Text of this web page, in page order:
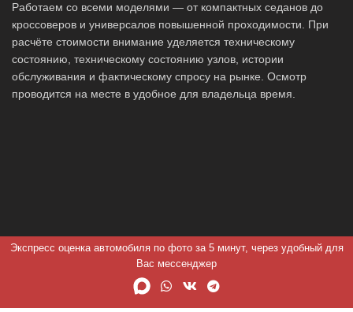
Работаем со всеми моделями — от компактных седанов до
кроссоверов и универсалов повышенной проходимости. При
расчёте стоимости внимание уделяется техническому
состоянию, техническому состоянию узлов, истории
обслуживания и фактическому спросу на рынке. Осмотр
проводится на месте в удобное для владельца время.
Экспресс оценка автомобиля по фото за 5 минут, через удобный для
Вас мессенджер